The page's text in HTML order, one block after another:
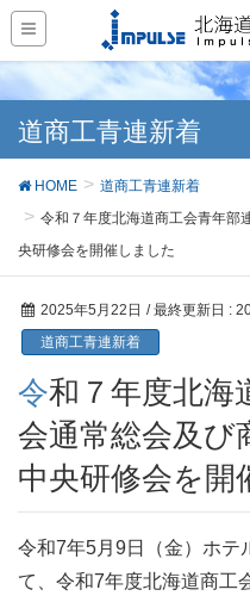
道商工青連新着
HOME
道商工青連新着
令和７年度北海道商工会青年部
央研修会を開催しました
2025年5月22日 / 最終更新日 :
道商工青連新着
令和７年度北海道商工会青年部連合
会通常総会及び
中央研修会を開
令和7年5月9日（金）ホテ
て、令和7年度北海道商工